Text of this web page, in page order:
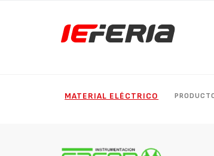
MATERIAL ELÉCTRICO